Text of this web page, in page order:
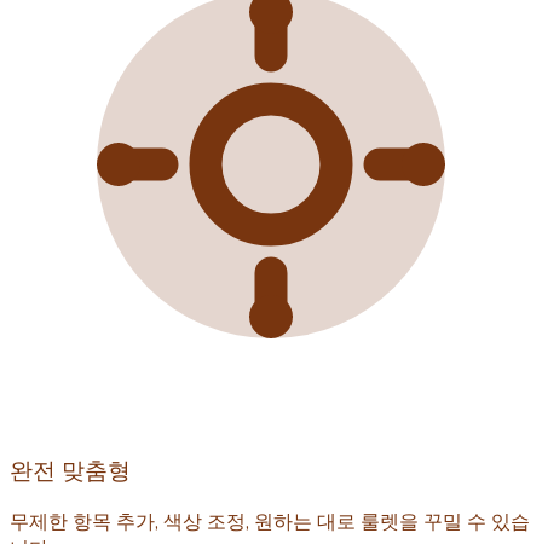
완전 맞춤형
무제한 항목 추가, 색상 조정, 원하는 대로 룰렛을 꾸밀 수 있습